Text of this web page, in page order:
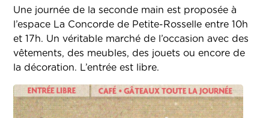
Une journée de la seconde main est proposée à
l’espace La Concorde de Petite-Rosselle entre 10h
et 17h. Un véritable marché de l’occasion avec des
vêtements, des meubles, des jouets ou encore de
la décoration. L’entrée est libre.